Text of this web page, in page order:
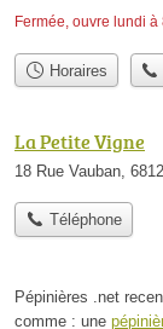
Fermée, ouvre lundi à
Horaires
La Petite Vigne
18 Rue Vauban,
Téléphone
Pépinières .net
comme : une